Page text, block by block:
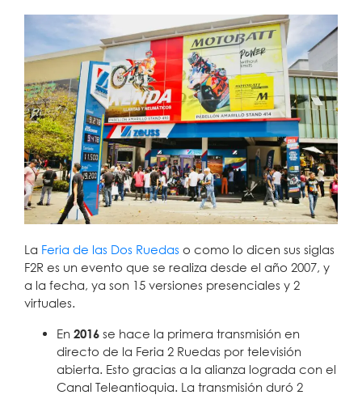
La Feria de las Dos Ruedas o como lo dicen sus siglas
F2R es un evento que se realiza desde el año 2007, y
a la fecha, ya son 15 versiones presenciales y 2
virtuales.
En 2016 se hace la primera transmisión en
directo de la Feria 2 Ruedas por televisión
abierta. Esto gracias a la alianza lograda con el
Canal Teleantioquia. La transmisión duró 2